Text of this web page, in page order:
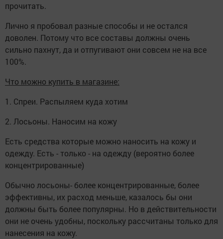
прочитать.
Лично я пробовал разные способы и не остался
доволен. Потому что все составы должны очень
сильно пахнут, да и отпугивают они совсем не на все
100%.
Что можно купить в магазине:
1. Спреи. Распыляем куда хотим
2. Лосьоны. Наносим на кожу
Есть средства которые можно наносить на кожу и
одежду. Есть - только - на одежду (вероятно более
концентрированные)
Обычно лосьоны- более концентрированные, более
эффективны, их расход меньше, казалось бы они
должны быть более популярны. Но в действительности
они не очень удобны, поскольку рассчитаны только для
нанесения на кожу.